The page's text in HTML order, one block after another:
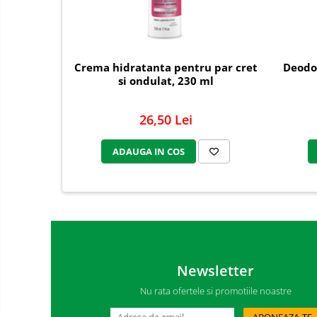
Solutii curatare si intretinere
gratare exterioare si seminee
Doze odorizante spray SPRING AIR
odorizante spray SPRING AIR
SPRING AIR
Crema hidratanta pentru par cret
si ondulat, 230 ml
26,50 Lei
ADAUGA IN COS
Newsletter
Nu rata ofertele si promotiile noastre